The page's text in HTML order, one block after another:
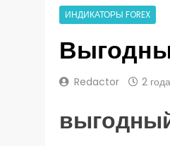
ИНДИКАТОРЫ FOREX
Redactor 2